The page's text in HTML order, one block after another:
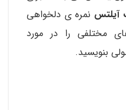
آیلتس نمره ی دلخواهی
مختلفی را در مورد
بنویسید.